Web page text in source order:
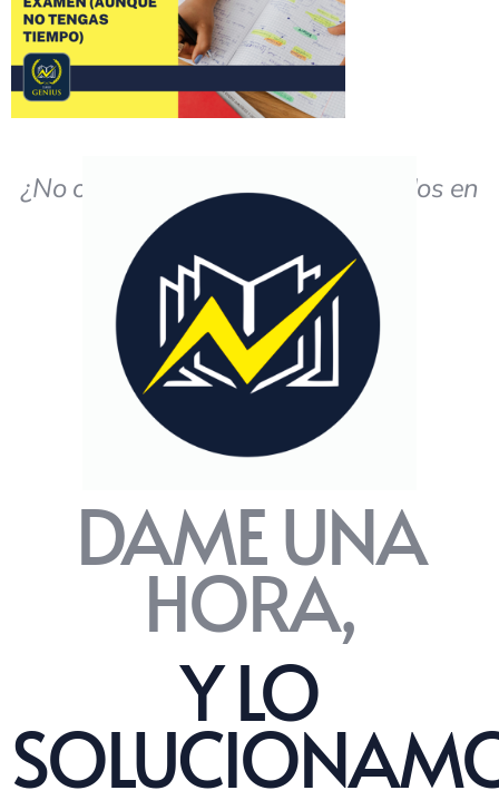
¿No obtiene los resultados deseados en
el estudio?
DAME UNA
HORA,
Y LO